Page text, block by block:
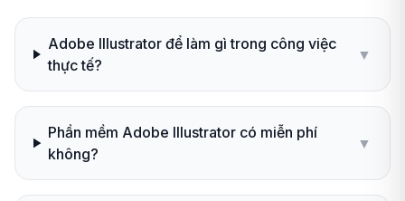
Adobe Illustrator để làm gì trong công việc
thực tế?
▼
Phần mềm Adobe Illustrator có miễn phí
không?
▼